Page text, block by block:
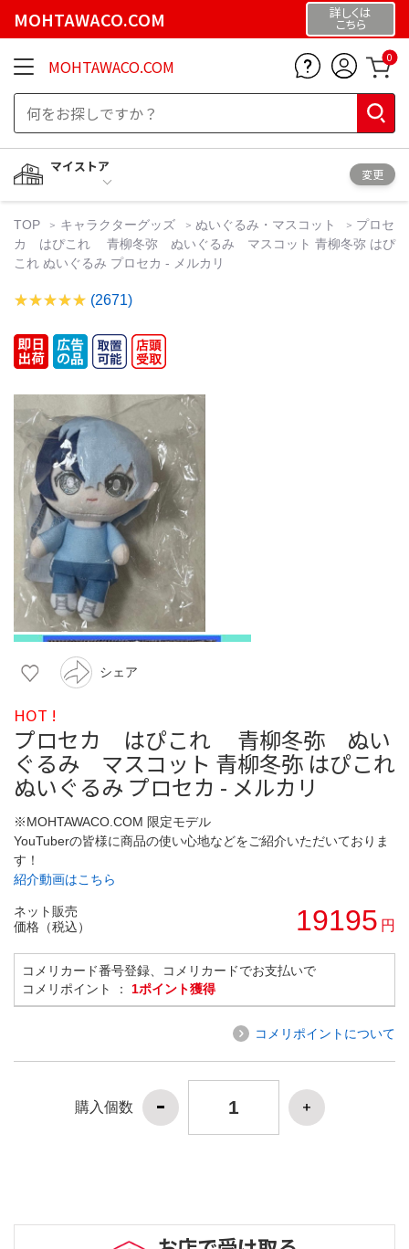
MOHTAWACO.COM 詳しくは
こちら
MOHTAWACO.COM 0
マイストア
変更
TOP キャラクターグッズ ぬいぐるみ・マスコット
プロセ
カ はぴこれ 青柳冬弥 ぬいぐるみ マスコット 青柳冬弥 はぴ
これ ぬいぐるみ プロセカ - メルカリ
(2671)
シェア
HOT !
プロセカ はぴこれ 青柳冬弥 ぬい
ぐるみ マスコット 青柳冬弥 はぴこれ
ぬいぐるみ プロセカ - メルカリ
※MOHTAWACO.COM 限定モデル
YouTuberの皆様に商品の使い心地などをご紹介いただいておりま
す！
紹介動画はこちら
ネット販売
価格（税込）
19195 円
コメリカード番号登録、コメリカードでお支払いで
コメリポイント ： 1ポイント獲得
コメリポイントについて
購入個数